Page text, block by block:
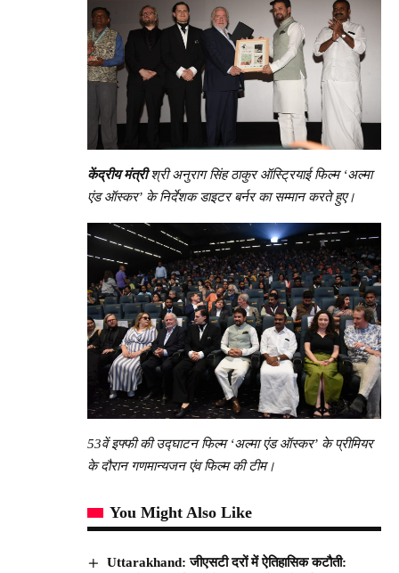
केंद्रीय मंत्रीश्री अनुराग सिंह ठाकुर ऑस्ट्रियाई फिल्म ‘अल्मा
एंड ऑस्कर’ के निर्देशक डाइटर बर्नर का सम्मान करते हुए।
53वें इफ्फी की उद्घाटन फिल्म ‘अल्मा एंड ऑस्कर’ के प्रीमियर
के दौरान गणमान्यजन एंव फिल्म की टीम।
You Might Also Like
Uttarakhand: जीएसटी दरों में ऐतिहासिक कटौती: